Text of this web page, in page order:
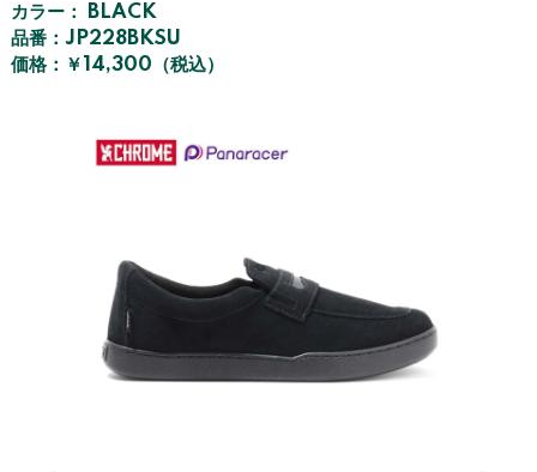
カラー： BLACK
品番：JP228BKSU
価格：￥14,300（税込）